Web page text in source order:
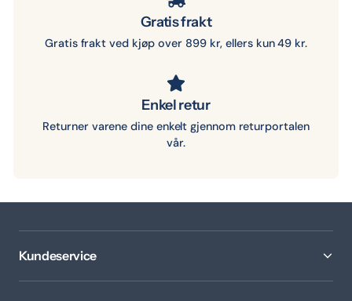
Gratis frakt
Gratis frakt ved kjøp over 899 kr, ellers kun 49 kr.
Enkel retur
Returner varene dine enkelt gjennom returportalen
vår.
Kundeservice